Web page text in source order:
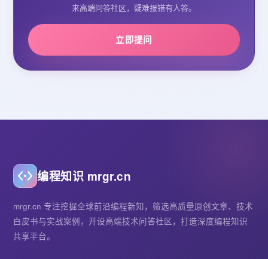
来高端问答社区，疑难报错有人答。
立即提问
编程知识 mrgr.cn
mrgr.cn 专注挖掘全球前沿编程新知，筛选高质量原创文章、技术
白皮书与实战案例，开设高端技术问答社区，打造深度编程知识
共享平台。